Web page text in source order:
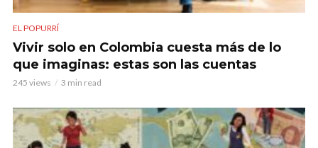
EL POPURRÍ
Vivir solo en Colombia cuesta más de lo
que imaginas: estas son las cuentas
245 views 3 min read